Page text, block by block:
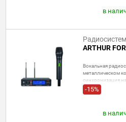
в
ARTHUR
Вокальная
металлическом
синхронизация
Выход 1 - XLR, 1 -
-15%
в